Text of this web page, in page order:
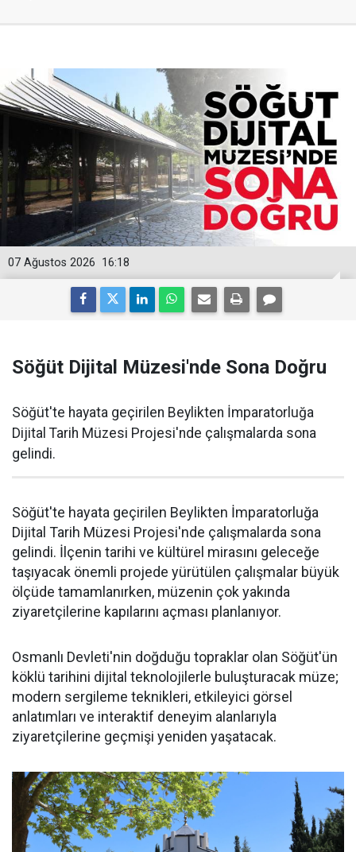
16:18
07 Ağustos 2026
Söğüt Dijital Müzesi'nde Sona Doğru
Söğüt'te hayata geçirilen Beylikten İmparatorluğa
Dijital Tarih Müzesi Projesi'nde çalışmalarda sona
gelindi.
Söğüt'te hayata geçirilen Beylikten İmparatorluğa
Dijital Tarih Müzesi Projesi'nde çalışmalarda sona
gelindi. İlçenin tarihi ve kültürel mirasını geleceğe
taşıyacak önemli projede yürütülen çalışmalar büyük
ölçüde tamamlanırken, müzenin çok yakında
ziyaretçilerine kapılarını açması planlanıyor.
Osmanlı Devleti'nin doğduğu topraklar olan Söğüt'ün
köklü tarihini dijital teknolojilerle buluşturacak müze;
modern sergileme teknikleri, etkileyici görsel
anlatımları ve interaktif deneyim alanlarıyla
ziyaretçilerine geçmişi yeniden yaşatacak.